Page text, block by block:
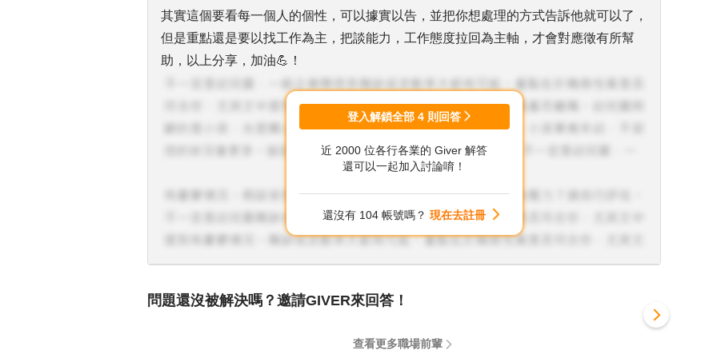
其實這個要看每一個人的個性，可以據實以告，並把你想處理的方式告訴他就可以了，
但是重點還是要以找工作為主，把談能力，工作態度拉回為主軸，才會對應徵有所幫
助，以上分享，加油💪！
登入解鎖全部 4 則回答
近 2000 位各行各業的 Giver 解答
還可以一起加入討論唷！
還沒有 104 帳號嗎？ 現在去註冊
問題還沒被解決嗎？邀請GIVER來回答！
查看更多職場前輩